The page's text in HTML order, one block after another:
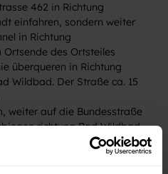
462 in Richtung
einfahren, sondern weiter
in Richtung
des Ortsteiles
überqueren in Richtung
Wildbad. Der Straße ca. 15
weiter auf die Bundesstraße
richtung Bad Wildbad,
bis Sprollenmühle,